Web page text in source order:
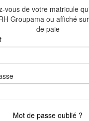
vous de votre matricule
Groupama ou affiché
de paie
Mot de passe oublié ?